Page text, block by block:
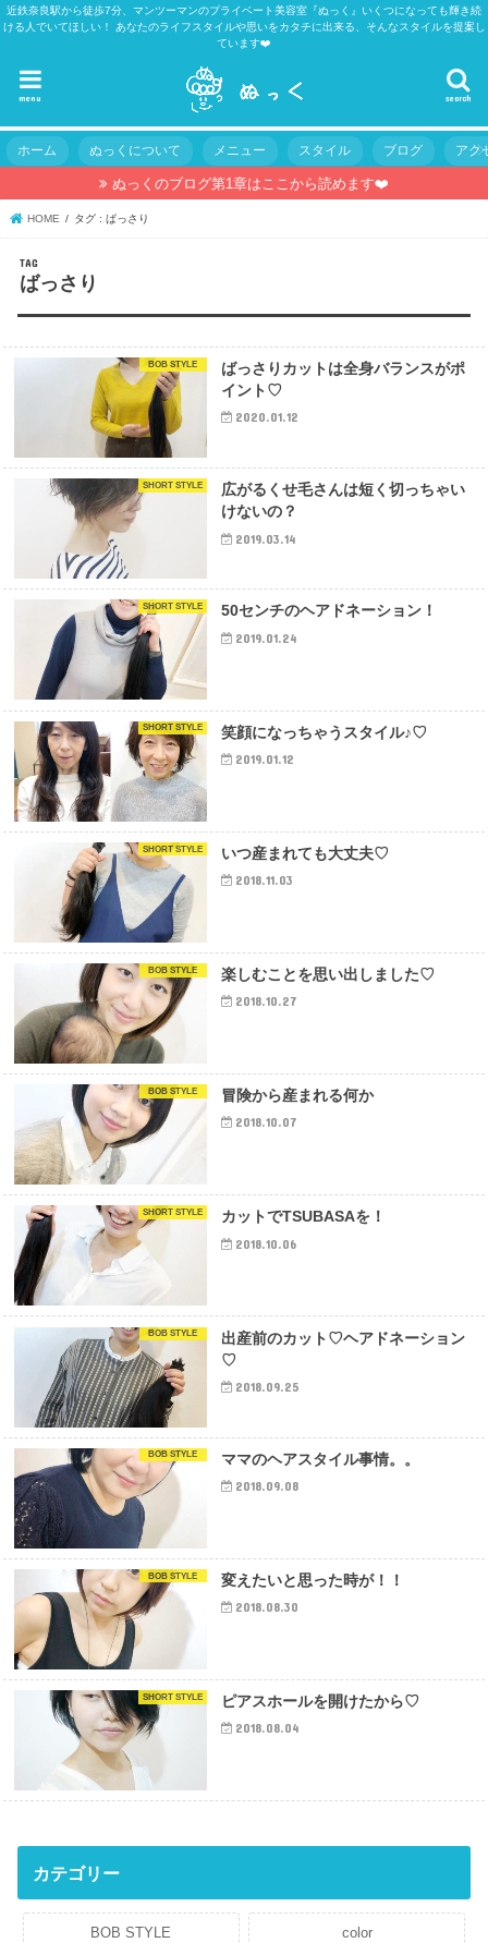
近鉄奈良駅から徒歩7分、マンツーマンのプライベート美容室『ぬっく』いくつになっても輝き続
ける人でいてほしい！ あなたのライフスタイルや思いをカタチに出来る、そんなスタイルを提案し
ています❤️
search
menu
ホーム ぬっくについて メニュー スタイル ブログ アク
ぬっくのブログ第1章はここから読めます❤️
HOME タグ : ばっさり
TAG
ばっさり
BOB STYLE
ばっさりカットは全身バランスがポ
イント♡
2020.01.12
SHORT STYLE
広がるくせ毛さんは短く切っちゃい
けないの？
2019.03.14
SHORT STYLE 50センチのヘアドネーション！
2019.01.24
SHORT STYLE 笑顔になっちゃうスタイル♪♡
2019.01.12
SHORT STYLE いつ産まれても大丈夫♡
2018.11.03
BOB STYLE 楽しむことを思い出しました♡
2018.10.27
BOB STYLE 冒険から産まれる何か
2018.10.07
SHORT STYLE カットでTSUBASAを！
2018.10.06
BOB STYLE
出産前のカット♡ヘアドネーション
♡
2018.09.25
BOB STYLE ママのヘアスタイル事情。。
2018.09.08
BOB STYLE 変えたいと思った時が！！
2018.08.30
SHORT STYLE ピアスホールを開けたから♡
2018.08.04
カテゴリー
BOB STYLE color